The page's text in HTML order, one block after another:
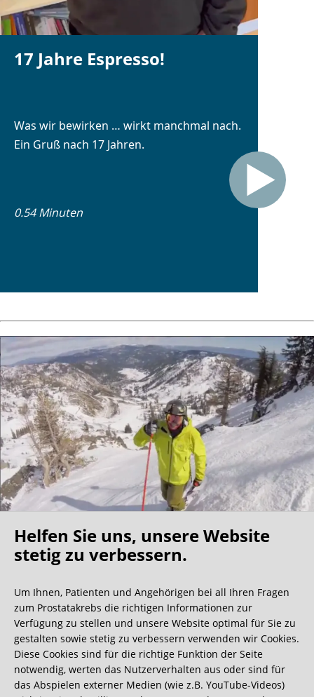
17 Jahre Espresso!
Was wir bewirken … wirkt manchmal nach.
Ein Gruß nach 17 Jahren.
0.54 Minuten
Oh what a ride!
Wir bekommen ja viele tolle Gästebucheinträge,
aber dieser ist doch sehr ungewöhnlich.
0:40 Minuten
Helfen Sie uns, unsere Website
stetig zu verbessern.
Um Ihnen, Patienten und Angehörigen bei all Ihren Fragen
zum Prostatakrebs die richtigen Informationen zur
Verfügung zu stellen und unsere Website optimal für Sie zu
gestalten sowie stetig zu verbessern verwenden wir Cookies.
Diese Cookies sind für die richtige Funktion der Seite
notwendig, werten das Nutzerverhalten aus oder sind für
das Abspielen externer Medien (wie z.B. YouTube-Videos)